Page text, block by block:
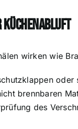
Küchenabluft
wirken wie
brennbaren
des